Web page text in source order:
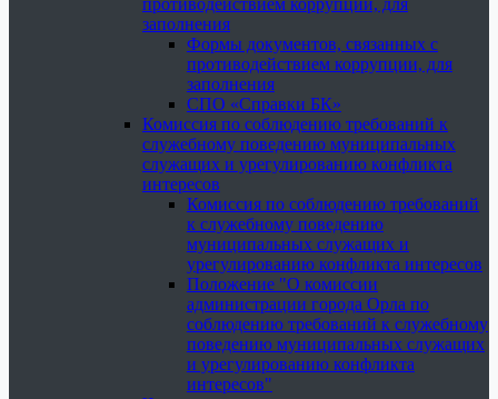
противодействием коррупции, для
заполнения
Формы документов, связанных с
противодействием коррупции, для
заполнения
СПО «Справки БК»
Комиссия по соблюдению требований к
служебному поведению муниципальных
служащих и урегулированию конфликта
интересов
Комиссия по соблюдению требований
к служебному поведению
муниципальных служащих и
урегулированию конфликта интересов
Положение "О комиссии
администрации города Орла по
соблюдению требований к служебному
поведению муниципальных служащих
и урегулированию конфликта
интересов"